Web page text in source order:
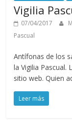
Vigilia
07/04/2017
Pascual
Antífonas de los
la Vigilia Pascual.
sitio web. Quien
Leer más